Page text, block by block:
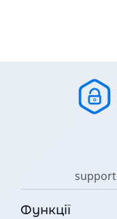
Функції